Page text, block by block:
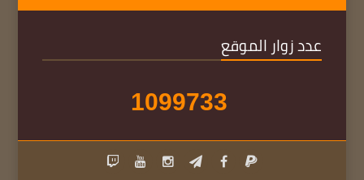
عدد زوار الموقع
1099733